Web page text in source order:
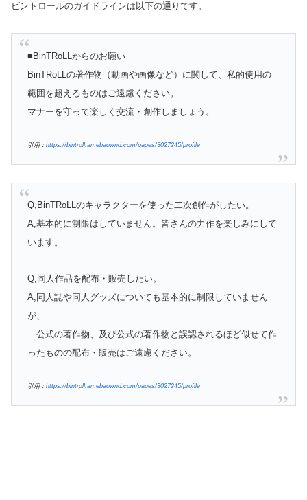
ビントロールのガイドラインは以下の通りです。
■BinTRoLLからのお願い
BinTRoLLの著作物（動画や画像など）に関して、私的使用の
範囲を超えるものはご遠慮ください。
マナーを守って楽しく交流・創作しましょう。
引用：https://bintroll.amebaownd.com/pages/3027245/profile
Q,BinTRoLLのキャラクターを使った二次創作がしたい。
A,基本的に制限はしていません。皆さんの力作を楽しみにして
います。
Q,同人作品を配布・販売したい。
A,同人誌や同人グッズについても基本的に制限していません
が、
公式の著作物、及び公式の著作物と誤認されるほど似せて作
ったものの配布・販売はご遠慮ください。
引用：https://bintroll.amebaownd.com/pages/3027245/profile